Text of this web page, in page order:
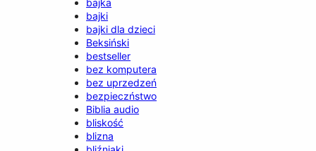
bajki
bajki dla dzieci
Beksiński
bestseller
bez komputera
bez uprzedzeń
bezpieczństwo
Biblia audio
bliskość
blizna